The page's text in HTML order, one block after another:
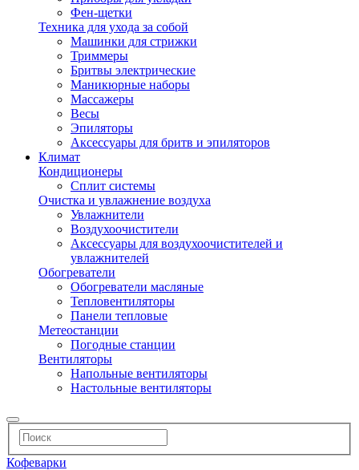
Фен-щетки
Техника для ухода за собой
Машинки для стрижки
Триммеры
Бритвы электрические
Маникюрные наборы
Массажеры
Весы
Эпиляторы
Аксессуары для бритв и эпиляторов
Климат
Кондиционеры
Сплит системы
Очистка и увлажнение воздуха
Увлажнители
Воздухоочистители
Аксессуары для воздухоочистителей и
увлажнителей
Обогреватели
Обогреватели масляные
Тепловентиляторы
Панели тепловые
Метеостанции
Погодные станции
Вентиляторы
Напольные вентиляторы
Настольные вентиляторы
Кофеварки